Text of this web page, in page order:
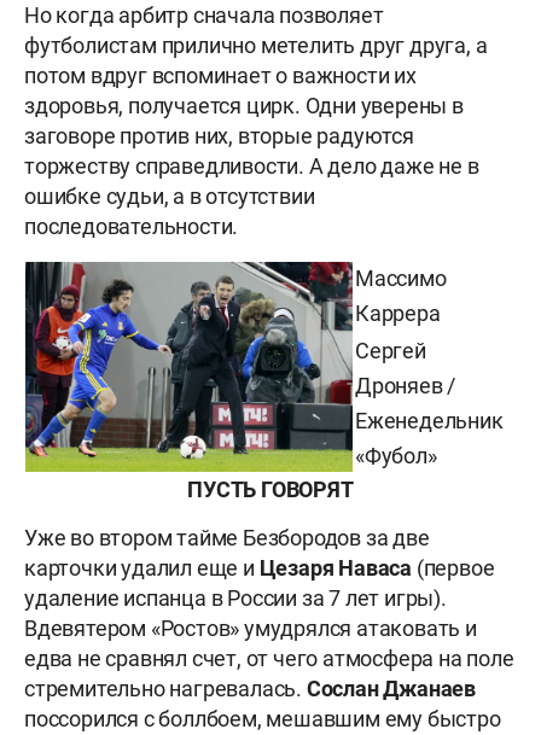
Но когда арбитр сначала позволяет
футболистам прилично метелить друг друга, а
потом вдруг вспоминает о важности их
здоровья, получается цирк. Одни уверены в
заговоре против них, вторые радуются
торжеству справедливости. А дело даже не в
ошибке судьи, а в отсутствии
последовательности.
Массимо
Каррера
Сергей
Дроняев /
Еженедельник
«Фубол»
ПУСТЬ ГОВОРЯТ
Уже во втором тайме Безбородов за две
карточки удалил еще и Цезаря Наваса (первое
удаление испанца в России за 7 лет игры).
Вдевятером «Ростов» умудрялся атаковать и
едва не сравнял счет, от чего атмосфера на поле
стремительно нагревалась. Сослан Джанаев
поссорился с боллбоем, мешавшим ему быстро